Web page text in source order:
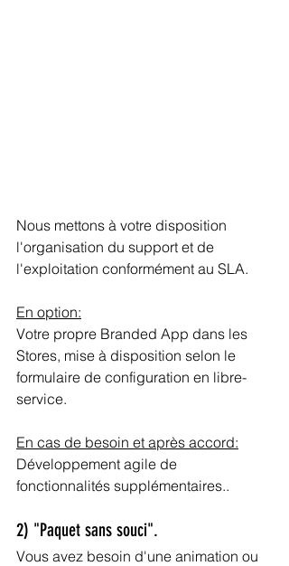
Nous mettons à votre disposition
l'organisation du support et de
l'exploitation conformément au SLA.
En option:
Votre propre Branded App dans les
Stores, mise à disposition selon le
formulaire de configuration en libre-
service.
En cas de besoin et après accord:
Développement agile de
fonctionnalités supplémentaires..
2) "Paquet sans souci".
Vous avez besoin d'une animation ou